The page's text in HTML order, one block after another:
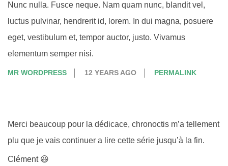
Nunc nulla. Fusce neque. Nam quam nunc, blandit vel,
luctus pulvinar, hendrerit id, lorem. In dui magna, posuere
eget, vestibulum et, tempor auctor, justo. Vivamus
elementum semper nisi.
MR WORDPRESS 12 YEARS AGO PERMALINK
Merci beaucoup pour la dédicace, chronoctis m’a tellement
plu que je vais continuer a lire cette série jusqu’à la fin.
Clément 😆